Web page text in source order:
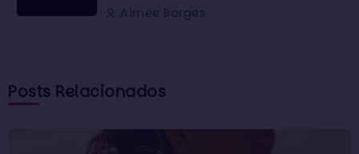
Aimée Borges
Posts Relacionados